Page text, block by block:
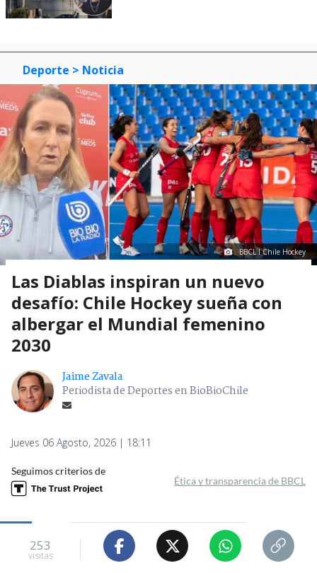
Deporte > Noticia
BBCL I Chile Hockey
Las Diablas inspiran un nuevo
desafío: Chile Hockey sueña con
albergar el Mundial femenino
2030
Jaime Zavala
Periodista de Deportes en BioBioChile
Jueves 06 Agosto, 2026 | 18:11
Seguimos criterios de
Ética y transparencia de BBCL
253
visitas